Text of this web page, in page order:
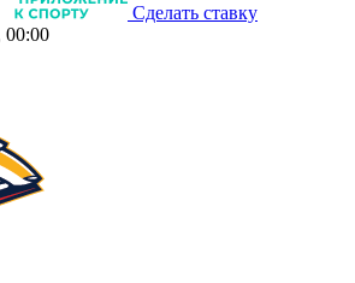
Сделать ставку
00:00